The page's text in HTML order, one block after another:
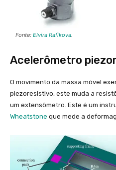
Fonte: Elvira Rafikova.
Acelerômetro
O movimento da massa móvel
piezoresistivo, este muda a
um extensômetro. Este é um
Wheatstone que mede a